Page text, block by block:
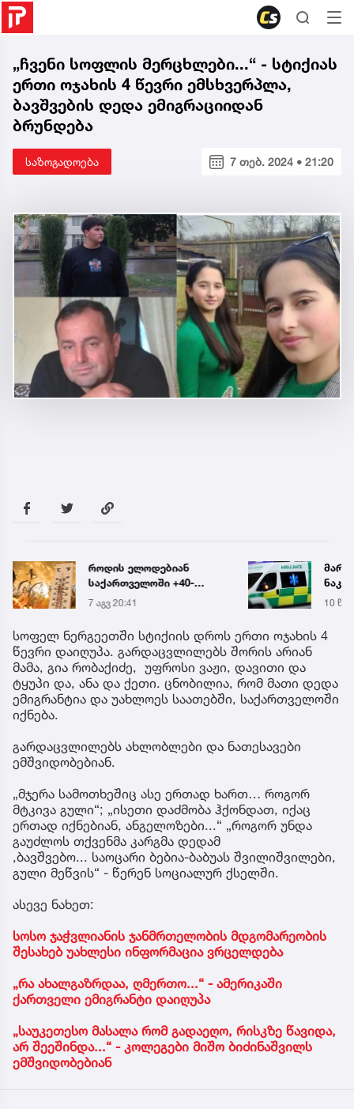
„ჩვენი სოფლის მერცხლები...“ - სტიქიას
ერთი ოჯახის 4 წევრი ემსხვერპლა,
ბავშვების დედა ემიგრაციიდან
ბრუნდება
საზოგადოება 7 თებ. 2024 • 21:20
როდის ელოდებიან
საქართველოში +40-
გრადუსიან სიცხეს
7 აგვ 20:41 10
სოფელ ნერგეეთში სტიქიის დროს ერთი ოჯახის 4
წევრი დაიღუპა. გარდაცვლილებს შორის არიან
მამა, გია რობაქიძე, უფროსი ვაჟი, დავითი და
ტყუპი და, ანა და ქეთი. ცნობილია, რომ მათი დედა
ემიგრანტია და უახლოეს საათებში, საქართველოში
იქნება.
გარდაცვლილებს ახლობლები და ნათესავები
ემშვიდობებიან.
„მჯერა სამოთხეშიც ასე ერთად ხართ… როგორ
მტკივა გული“; „ისეთი დაძმობა ჰქონდათ, იქაც
ერთად იქნებიან, ანგელოზები...“ „როგორ უნდა
გაუძლოს თქვენმა კარგმა დედამ
,ბავშვებო... საოცარი ბებია-ბაბუას შვილიშვილები,
გული მეწვის“ - წერენ სოციალურ ქსელში.
ასევე ნახეთ:
სოსო ჯაჭვლიანის ჯანმრთელობის მდგომარეობის
შესახებ უახლესი ინფორმაცია ვრცელდება
„რა ახალგაზრდაა, ღმერთო...“ - ამერიკაში
ქართველი ემიგრანტი დაიღუპა
„საუკეთესო მასალა რომ გადაეღო, რისკზე წავიდა,
არ შეეშინდა...“ - კოლეგები მიშო ბიძინაშვილს
ემშვიდობებიან